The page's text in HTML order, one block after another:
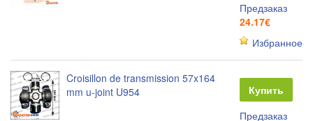
Предзаказ
24.17€
Избранное
Croisillon de transmission 57x164
mm u-joint U954
Купить
Предзаказ